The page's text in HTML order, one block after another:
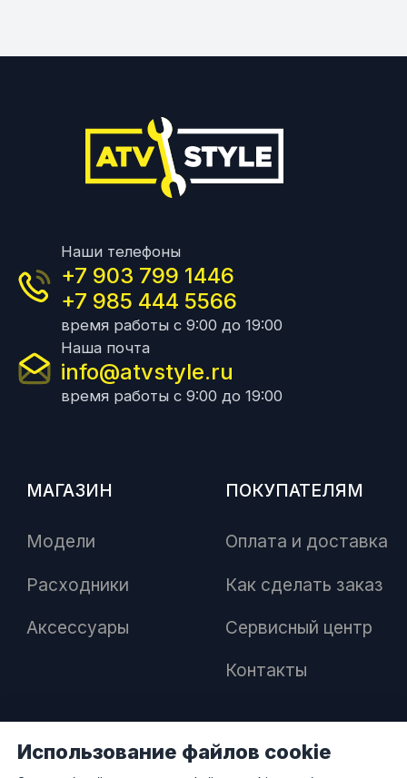
Наши телефоны
+7 903 799 1446
+7 985 444 5566
время работы с 9:00 до 19:00
Наша почта
info@atvstyle.ru
время работы с 9:00 до 19:00
МАГАЗИН
Модели
Расходники
Аксессуары
ПОКУПАТЕЛЯМ
Оплата и доставка
Как сделать заказ
Сервисный центр
Контакты
ПАРТНЕРАМ
Использование файлов cookie